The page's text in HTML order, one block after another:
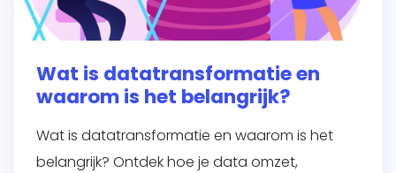
Wat is datatransformatie en
waarom is het belangrijk?
Wat is datatransformatie en waarom is het
belangrijk? Ontdek hoe je data omzet,